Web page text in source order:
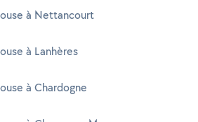
à Nettancourt
à Lanhères
à Chardogne